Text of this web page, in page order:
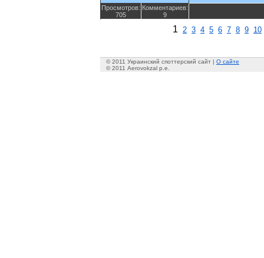
Просмотров:
705
Комментариев:
9
1 2 3 4 5 6 7 8 9 10
© 2011 Украинский споттерский сайт | О сайте
© 2011 Aerovokzal p.e.